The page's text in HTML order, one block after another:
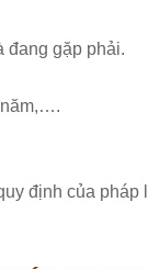
đang gặp phải.
năm,….
định của pháp